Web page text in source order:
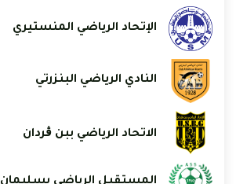
الإتحاد الرياضي المنستيري
النادي الرياضي البنزرتي
الاتحاد الرياضي ببن ڨردان